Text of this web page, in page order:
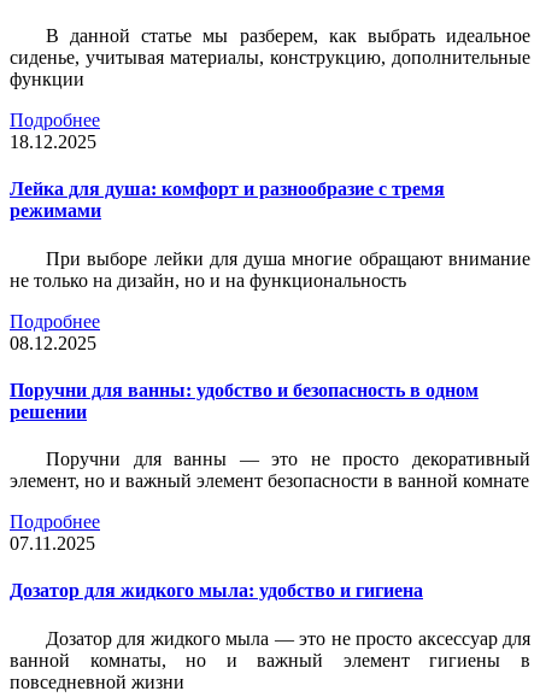
В данной статье мы разберем, как выбрать идеальное
сиденье, учитывая материалы, конструкцию, дополнительные
функции
Подробнее
18.12.2025
Лейка для душа: комфорт и разнообразие с тремя
режимами
При выборе лейки для душа многие обращают внимание
не только на дизайн, но и на функциональность
Подробнее
08.12.2025
Поручни для ванны: удобство и безопасность в одном
решении
Поручни для ванны — это не просто декоративный
элемент, но и важный элемент безопасности в ванной комнате
Подробнее
07.11.2025
Дозатор для жидкого мыла: удобство и гигиена
Дозатор для жидкого мыла — это не просто аксессуар для
ванной комнаты, но и важный элемент гигиены в
повседневной жизни